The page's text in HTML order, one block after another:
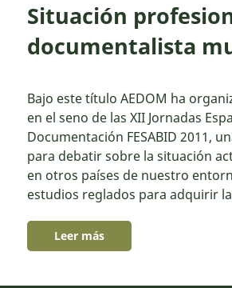
Situación
documentalista
Bajo este título AEDOM ha
en el seno de las XII Jornadas
Documentación FESABID 2011,
para debatir sobre la situación
en otros países de nuestro
estudios reglados para adquirir
Leer más